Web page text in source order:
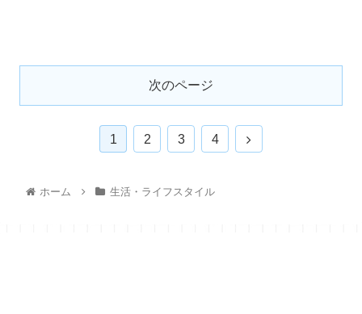
次のページ
1 2 3 4
ホーム 生活・ライフスタイル